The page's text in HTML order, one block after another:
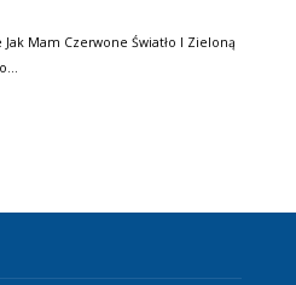
Jak Mam Czerwone Światło I Zieloną